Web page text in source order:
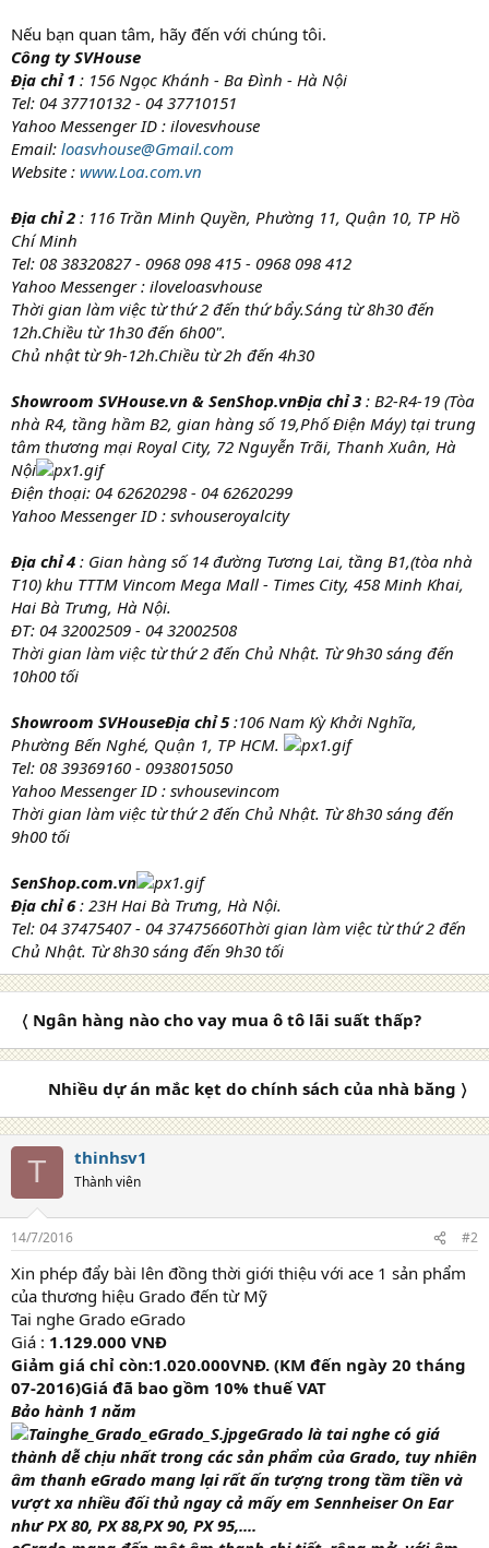
Nếu bạn quan tâm, hãy đến với chúng tôi.
Công ty SVHouse
Địa chỉ 1 : 156 Ngọc Khánh - Ba Đình - Hà Nội
Tel: 04 37710132 - 04 37710151
Yahoo Messenger ID : ilovesvhouse
Email: loasvhouse@Gmail.com
Website : www.Loa.com.vn
Địa chỉ 2 : 116 Trần Minh Quyền, Phường 11, Quận 10, TP Hồ
Chí Minh
Tel: 08 38320827 - 0968 098 415 - 0968 098 412
Yahoo Messenger : iloveloasvhouse
Thời gian làm việc từ thứ 2 đến thứ bẩy.Sáng từ 8h30 đến
12h.Chiều từ 1h30 đến 6h00".
Chủ nhật từ 9h-12h.Chiều từ 2h đến 4h30
Showroom SVHouse.vn & SenShop.vnĐịa chỉ 3 : B2-R4-19 (Tòa
nhà R4, tầng hầm B2, gian hàng số 19,Phố Điện Máy) tại trung
tâm thương mại Royal City, 72 Nguyễn Trãi, Thanh Xuân, Hà
Nội
Điện thoại: 04 62620298 - 04 62620299
Yahoo Messenger ID : svhouseroyalcity
Địa chỉ 4 : Gian hàng số 14 đường Tương Lai, tầng B1,(tòa nhà
T10) khu TTTM Vincom Mega Mall - Times City, 458 Minh Khai,
Hai Bà Trưng, Hà Nội.
ĐT: 04 32002509 - 04 32002508
Thời gian làm việc từ thứ 2 đến Chủ Nhật. Từ 9h30 sáng đến
10h00 tối
Showroom SVHouseĐịa chỉ 5:106 Nam Kỳ Khởi Nghĩa,
Phường Bến Nghé, Quận 1, TP HCM.
Tel: 08 39369160 - 0938015050
Yahoo Messenger ID : svhousevincom
Thời gian làm việc từ thứ 2 đến Chủ Nhật. Từ 8h30 sáng đến
9h00 tối
SenShop.com.vn
Địa chỉ 6: 23H Hai Bà Trưng, Hà Nội.
Tel: 04 37475407 - 04 37475660Thời gian làm việc từ thứ 2 đến
Chủ Nhật. Từ 8h30 sáng đến 9h30 tối
〈 Ngân hàng nào cho vay mua ô tô lãi suất thấp?
Nhiều dự án mắc kẹt do chính sách của nhà băng 〉
T thinhsv1
Thành viên
14/7/2016 #2
Xin phép đẩy bài lên đồng thời giới thiệu với ace 1 sản phẩm
của thương hiệu Grado đến từ Mỹ
Tai nghe Grado eGrado
Giá : 1.129.000 VNĐ
Giảm giá chỉ còn:1.020.000VNĐ. (KM đến ngày 20 tháng
07-2016)Giá đã bao gồm 10% thuế VAT
Bảo hành 1 năm
eGrado là tai nghe có giá
thành dễ chịu nhất trong các sản phẩm của Grado, tuy nhiên
âm thanh eGrado mang lại rất ấn tượng trong tầm tiền và
vượt xa nhiều đối thủ ngay cả mấy em Sennheiser On Ear
như PX 80, PX 88,PX 90, PX 95,....